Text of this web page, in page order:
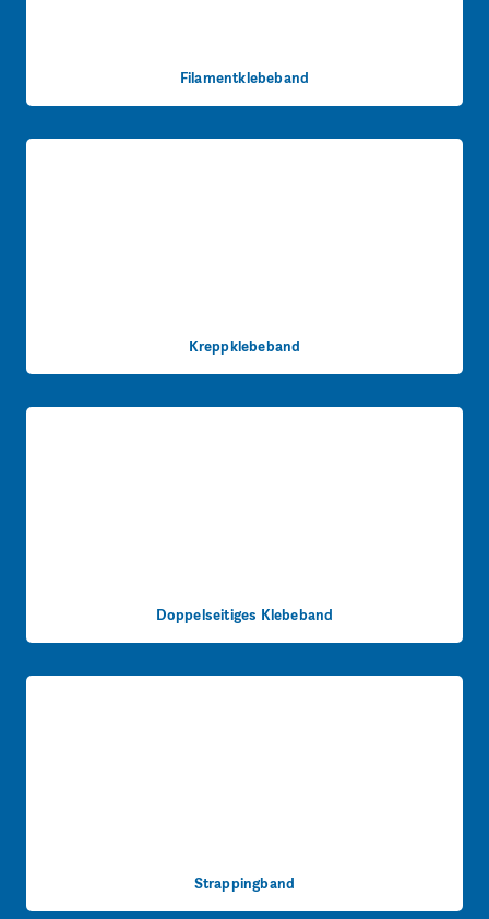
Filamentklebeband
Kreppklebeband
Doppelseitiges Klebeband
Strappingband